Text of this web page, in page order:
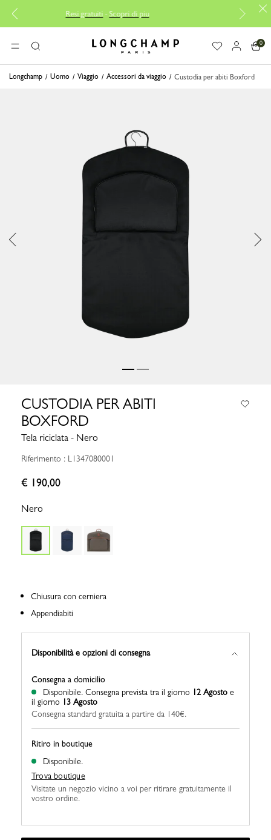
Resi gratuiti-Scopri di piu
MENURicerca Longchamp - Home
0
Longchamp Uomo Viaggio Accessori da viaggio Custodia per abiti Boxford
CUSTODIA PER ABITI
BOXFORD
Tela riciclata - Nero
Riferimento : L1347080001
€ 190,00
Nero
Chiusura con cerniera
Appendiabiti
Disponibilità e opzioni di consegna
Ritiro in boutique
Disponibile.
Trova boutique
Visitate un negozio vicino a voi per ritirare gratuitamente il
vostro ordine.
Consegna a domicilio
Disponibile. Consegna prevista tra il giorno 12 Agosto e
il giorno 13 Agosto
Consegna standard gratuita a partire da 140€.